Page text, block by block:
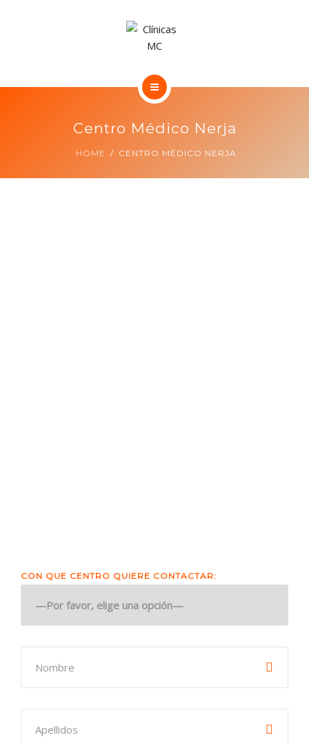
NUESTRAS CLÍNICAS DENTALES
Centro Médico Nerja
HOME CENTRO MÉDICO NERJA
CON QUE CENTRO QUIERE CONTACTAR: